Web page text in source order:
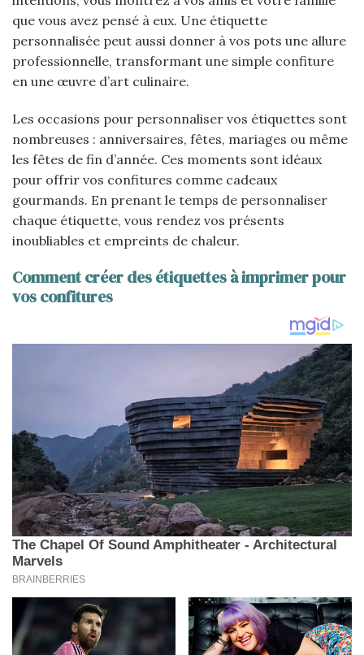
que vous avez pensé à eux. Une étiquette
personnalisée peut aussi donner à vos pots une allure
professionnelle, transformant une simple confiture
en une œuvre d’art culinaire.
Les occasions pour personnaliser vos étiquettes sont
nombreuses : anniversaires, fêtes, mariages ou même
les fêtes de fin d’année. Ces moments sont idéaux
pour offrir vos confitures comme cadeaux
gourmands. En prenant le temps de personnaliser
chaque étiquette, vous rendez vos présents
inoubliables et empreints de chaleur.
Comment créer des étiquettes à imprimer pour
vos confitures